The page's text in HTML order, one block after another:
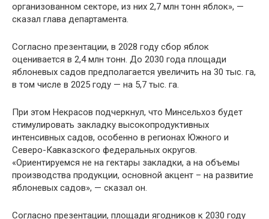
организованном секторе, из них 2,7 млн тонн яблок», —
сказал глава департамента.
Согласно презентации, в 2028 году сбор яблок
оценивается в 2,4 млн тонн. До 2030 года площади
яблоневых садов предполагается увеличить на 30 тыс. га,
в том числе в 2025 году — на 5,7 тыс. га.
При этом Некрасов подчеркнул, что Минсельхоз будет
стимулировать закладку высокопродуктивных
интенсивных садов, особенно в регионах Южного и
Северо-Кавказского федеральных округов.
«Ориентируемся не на гектары закладки, а на объемы
производства продукции, основной акцент – на развитие
яблоневых садов», — сказал он.
Согласно презентации, площади ягодников к 2030 году